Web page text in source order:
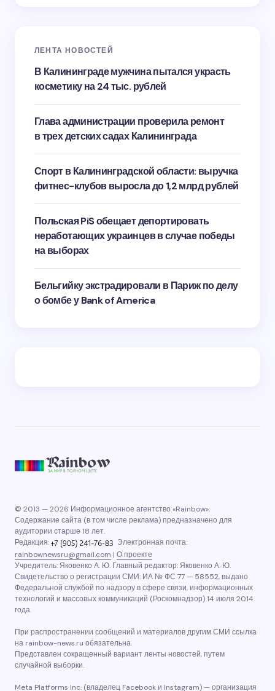
ЛЕНТА НОВОСТЕЙ
В Калининграде мужчина пытался украсть
косметику на 24 тыс. рублей
Глава администрации проверила ремонт
в трех детских садах Калининграда
Спорт в Калининградской области: выручка
фитнес-клубов выросла до 1,2 млрд рублей
Польская PiS обещает депортировать
неработающих украинцев в случае победы
на выборах
Бельгийку экстрадировали в Париж по делу
о бомбе у Bank of America
© 2013 — 2026 Информационное агентство «Rainbow».
Содержание сайта (в том числе реклама) предназначено для
аудитории старше 18 лет.
Редакция:
Электронная почта:
rainbownewsru@gmail.com | О проекте
Учредитель: Яковенко А. Ю. Главный редактор: Яковенко А. Ю.
Свидетельство о регистрации СМИ: ИА № ФС 77 — 58552, выдано
Федеральной службой по надзору в сфере связи, информационных
технологий и массовых коммуникаций (Роскомнадзор) 14 июля 2014
года.
При распространении сообщений и материалов другим СМИ ссылка
на rainbow-news.ru обязательна.
Представлен сокращенный вариант ленты новостей, путем
случайной выборки.
Meta Platforms Inc. (владелец Facebook и Instagram) — организация